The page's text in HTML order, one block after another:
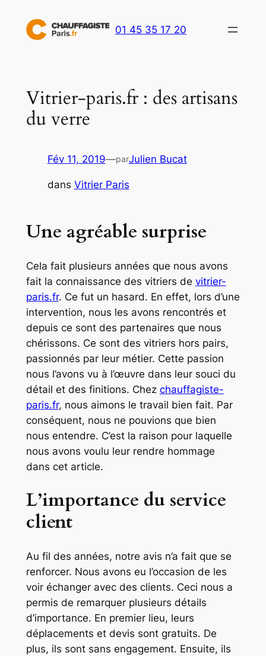
contenu
01 45 35 17 20
Vitrier-paris.fr : des artisans
du verre
Fév 11, 2019—parJulien Bucat
dans Vitrier Paris
Une agréable surprise
Cela fait plusieurs années que nous avons
fait la connaissance des vitriers de vitrier-
paris.fr. Ce fut un hasard. En effet, lors d’une
intervention, nous les avons rencontrés et
depuis ce sont des partenaires que nous
chérissons. Ce sont des vitriers hors pairs,
passionnés par leur métier. Cette passion
nous l’avons vu à l’œuvre dans leur souci du
détail et des finitions. Chez chauffagiste-
paris.fr, nous aimons le travail bien fait. Par
conséquent, nous ne pouvions que bien
nous entendre. C’est la raison pour laquelle
nous avons voulu leur rendre hommage
dans cet article.
L’importance du service
client
Au fil des années, notre avis n’a fait que se
renforcer. Nous avons eu l’occasion de les
voir échanger avec des clients. Ceci nous a
permis de remarquer plusieurs détails
d’importance. En premier lieu, leurs
déplacements et devis sont gratuits. De
plus, ils sont sans engagement. Ensuite, ils